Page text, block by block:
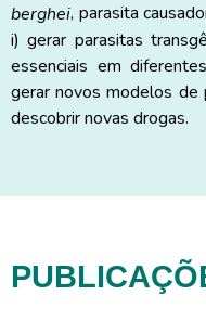
berghei, parasita
i) gerar parasitas
essenciais em
gerar novos modelos de
descobrir novas drogas.